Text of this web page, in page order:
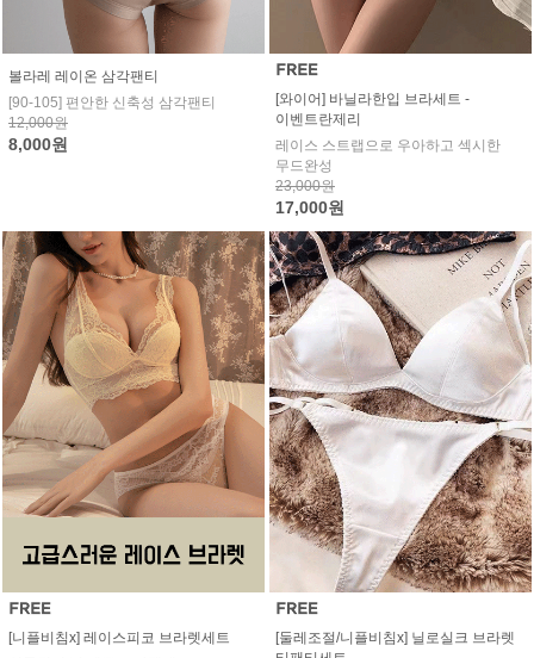
볼라레 레이온 삼각팬티
[90-105] 편안한 신축성 삼각팬티
12,000원
8,000원
[와이어] 바닐라한입 브라세트 -
이벤트란제리
레이스 스트랩으로 우아하고 섹시한
무드완성
23,000원
17,000원
[니플비침x] 레이스피코 브라렛세트
[둘레조절/니플비침x] 닐로실크 브라렛